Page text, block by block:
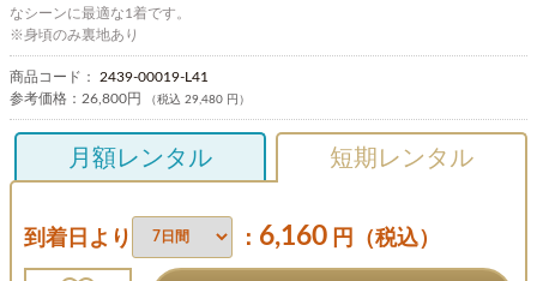
なシーンに最適な1着です。
※身頃のみ裏地あり
商品コード： 2439-00019-L41
参考価格： 26,800円 （税込 29,480 円）
月額レンタル 短期レンタル
到着日より ： 6,160 円（税込）